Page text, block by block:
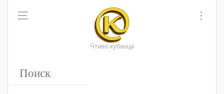
Чтиво кубанца